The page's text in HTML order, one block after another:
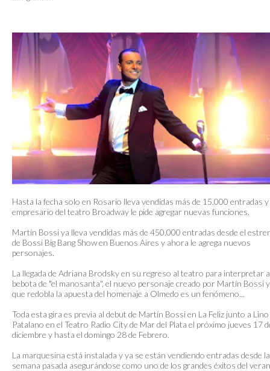
Hasta la fecha solo en Rosario lleva vendidas más de 15.000 entradas y
empresario del teatro Broadway le pide agregar nuevas funciones.
Martín Bossi ya lleva vendidas más de 450.000 entradas desde el
de Bossi Big Bang Show en Buenos Aires y ahora le agrega nuevos
personajes.
La llegada de Adriana Brodsky en su regreso al teatro para interpretar
bebota de "el manosanta", el nuevo personaje creado por Martín Bossi y
que redobla la apuesta del homenaje a Olmedo es un fenómeno...
Toda esta gira es previa al debut de Martín Bossi en La Feliz junto a Lino
Patalano en el Teatro Radio City de Mar del Plata el próximo jueves 17
diciembre y hasta el domingo 28 de Febrero.
La marquesina está instalada y ya se están vendiendo entradas desde la
semana pasada asegurándose como uno de los grandes éxitos del